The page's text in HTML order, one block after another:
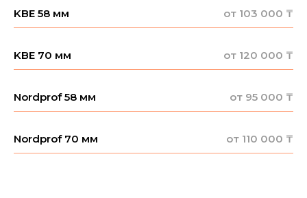
KBE 58 мм от 103 000 ₸
KBE 70 мм от 120 000 ₸
Nordprof 58 мм от 95 000 ₸
Nordprof 70 мм от 110 000 ₸